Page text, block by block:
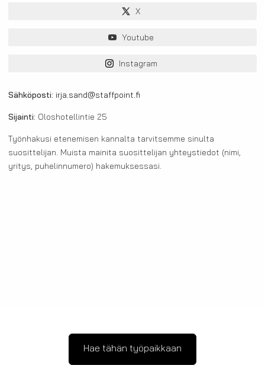
X
Youtube
Instagram
Sähköposti: irja.sand@staffpoint.fi
Sijainti: Oloshotellintie 25
Työnhakusi etenemisen kannalta tarvitsemme sinulta
suosittelijan. Muista mainita suosittelijan yhteystiedot (nimi,
yritys, puhelinnumero) hakemuksessasi.
Hae tähän työpaikkaan